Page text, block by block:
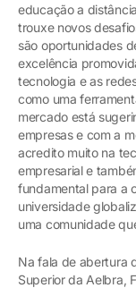
educação a
trouxe novos
são oportunidades
excelência
tecnologia e as
como uma
mercado está
empresas e com a
acredito muito na
empresarial e
fundamental para a
universidade
uma comunidade
Na fala de abertura
Superior da Aelbra,